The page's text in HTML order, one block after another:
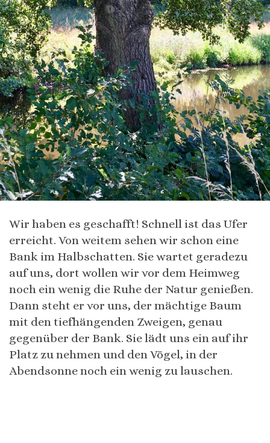
Wir haben es geschafft! Schnell ist das Ufer
erreicht. Von weitem sehen wir schon eine
Bank im Halbschatten. Sie wartet geradezu
auf uns, dort wollen wir vor dem Heimweg
noch ein wenig die Ruhe der Natur genießen.
Dann steht er vor uns, der mächtige Baum
mit den tiefhängenden Zweigen, genau
gegenüber der Bank. Sie lädt uns ein auf ihr
Platz zu nehmen und den Vögel, in der
Abendsonne noch ein wenig zu lauschen.